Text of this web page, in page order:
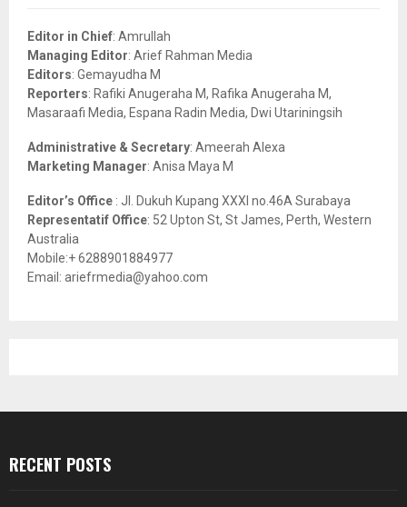
o
r
:
Editor in Chief: Amrullah
Managing Editor: Arief Rahman Media
Editors: Gemayudha M
Reporters: Rafiki Anugeraha M, Rafika Anugeraha M,
Masaraafi Media, Espana Radin Media, Dwi Utariningsih
Administrative & Secretary: Ameerah Alexa
Marketing Manager: Anisa Maya M
Editor’s Office : Jl. Dukuh Kupang XXXI no.46A Surabaya
Representatif Office: 52 Upton St, St James, Perth, Western
Australia
Mobile:+ 6288901884977
Email: ariefrmedia@yahoo.com
RECENT POSTS